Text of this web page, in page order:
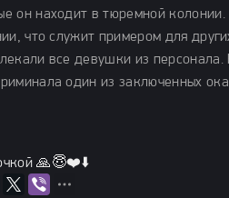
он находит в тюремной
что служит примером для
все девушки из
один из заключенных
🙏😇❤️⬇️